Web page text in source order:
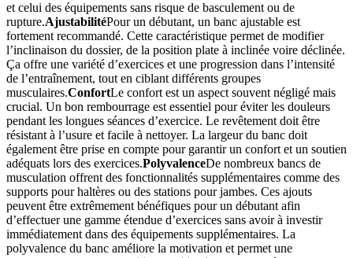
et celui des équipements sans risque de basculement ou de
rupture.AjustabilitéPour un débutant, un banc ajustable est
fortement recommandé. Cette caractéristique permet de modifier
l’inclinaison du dossier, de la position plate à inclinée voire déclinée.
Ça offre une variété d’exercices et une progression dans l’intensité
de l’entraînement, tout en ciblant différents groupes
musculaires.ConfortLe confort est un aspect souvent négligé mais
crucial. Un bon rembourrage est essentiel pour éviter les douleurs
pendant les longues séances d’exercice. Le revêtement doit être
résistant à l’usure et facile à nettoyer. La largeur du banc doit
également être prise en compte pour garantir un confort et un soutien
adéquats lors des exercices.PolyvalenceDe nombreux bancs de
musculation offrent des fonctionnalités supplémentaires comme des
supports pour haltères ou des stations pour jambes. Ces ajouts
peuvent être extrêmement bénéfiques pour un débutant afin
d’effectuer une gamme étendue d’exercices sans avoir à investir
immédiatement dans des équipements supplémentaires. La
polyvalence du banc améliore la motivation et permet une